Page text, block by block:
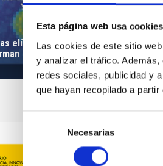
Esta página web usa cookies
Las cookies de este sitio
y analizar el tráfico.
redes sociales, publicidad y
que hayan recopilado a
consentimiento
Necesarias
elípticas. Imagen real de la
nuevas estrellas